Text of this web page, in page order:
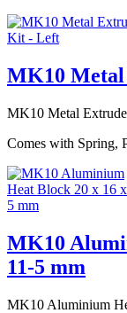
MK10
MK10 Metal
Comes with Spring,
MK10
11-5 mm
MK10 Aluminium